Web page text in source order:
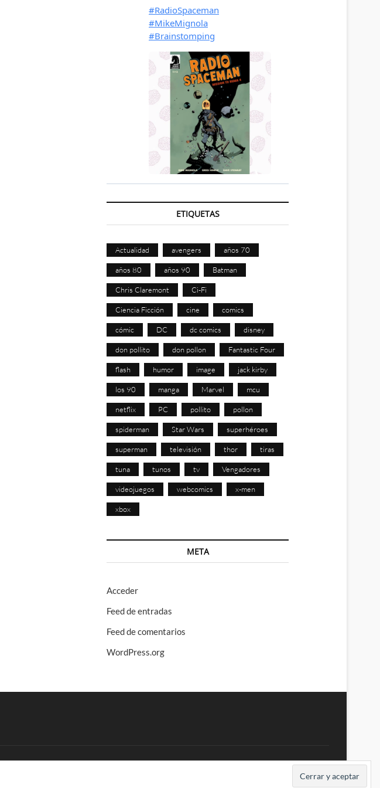
ETIQUETAS
Actualidad avengers años 70
años 80 años 90 Batman
Chris Claremont Ci-Fi
Ciencia Ficción cine comics
cómic DC dc comics disney
don pollito don pollon Fantastic Four
flash humor image jack kirby
los 90 manga Marvel mcu
netflix PC pollito pollon
spiderman Star Wars superhéroes
superman televisión thor tiras
tuna tunos tv Vengadores
videojuegos webcomics x-men
xbox
META
Acceder
Feed de entradas
Feed de comentarios
WordPress.org